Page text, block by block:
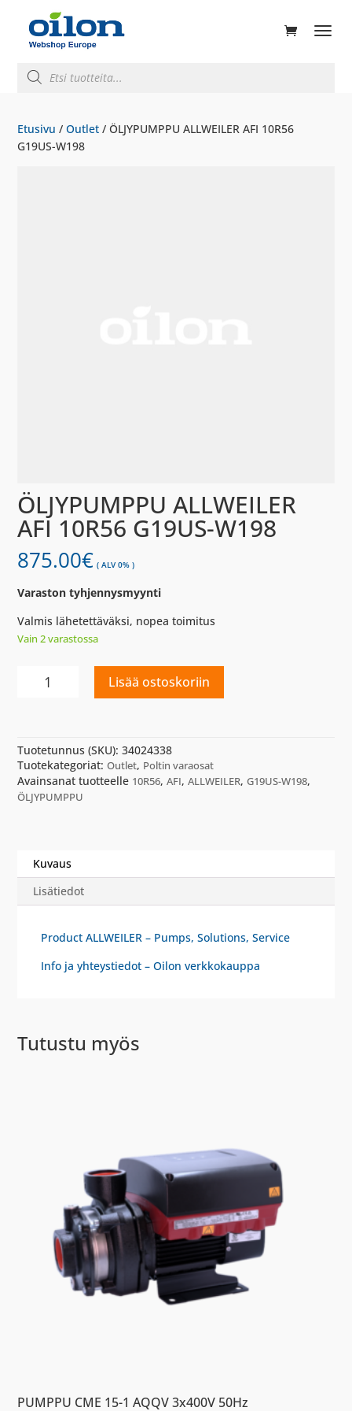
search
Etusivu /Outlet / ÖLJYPUMPPU ALLWEILER AFI 10R56
G19US-W198
ÖLJYPUMPPU ALLWEILER
AFI 10R56 G19US-W198
875.00€ ( ALV 0% )
Varaston tyhjennysmyynti
Valmis lähetettäväksi, nopea toimitus
Vain 2 varastossa
ÖLJYPUMPPU
ALLWEILER
G19US-
W198
määrä
Lisää ostoskoriin
Tuotetunnus (SKU):34024338
Tuotekategoriat:Outlet, Poltin varaosat
Avainsanat tuotteelle 10R56,AFI,ALLWEILER,G19US-W198,
ÖLJYPUMPPU
Kuvaus
Lisätiedot
Product ALLWEILER – Pumps, Solutions, Service
Info ja yhteystiedot – Oilon verkkokauppa
Tutustu myös
PUMPPU CME 15-1 AQQV 3x400V 50Hz